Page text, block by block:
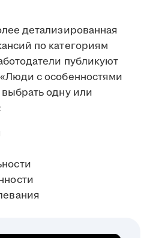
детализированная
по категориям
публикуют
с особенностями
одну или